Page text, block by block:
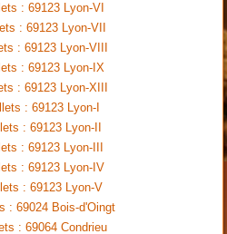
: 69123 Lyon-VI
: 69123 Lyon-VII
: 69123 Lyon-VIII
: 69123 Lyon-IX
: 69123 Lyon-XIII
: 69123 Lyon-I
: 69123 Lyon-II
: 69123 Lyon-III
: 69123 Lyon-IV
: 69123 Lyon-V
: 69024 Bois-d'Oingt
: 69064 Condrieu